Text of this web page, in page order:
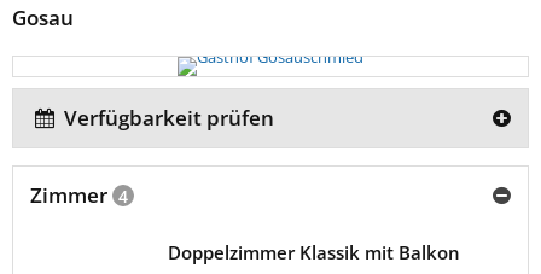
Gosau
Verfügbarkeit prüfen
Zimmer 4
Doppelzimmer Klassik mit Balkon